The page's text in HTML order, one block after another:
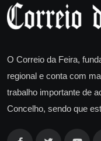
O Correio da Feira,
regional e conta com
trabalho importante de
Concelho, sendo que